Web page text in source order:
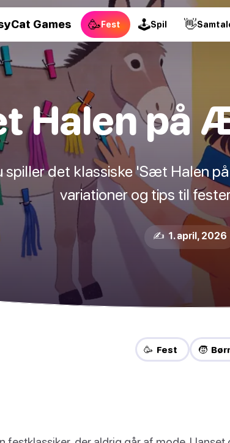
Games 🥳Fest 🕹Spil 👋
Halen på
spiller det klassiske 'Sæt Halen
variationer og tips til
✍️ 1. april, 2026
🥳 Fest 🧒